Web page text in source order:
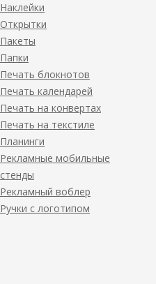
Наклейки
Открытки
Пакеты
Папки
Печать блокнотов
Печать календарей
Печать на конвертах
Печать на текстиле
Планинги
Рекламные мобильные
стенды
Рекламный воблер
Ручки с логотипом